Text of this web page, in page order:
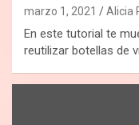
marzo 1, 2021 Alicia
En este tutorial te
reutilizar botellas de